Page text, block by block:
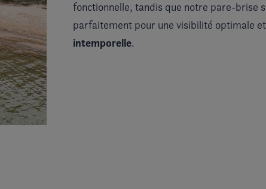
fonctionnelle, tandis que notre pare-brise
parfaitement pour une visibilité optimale et
intemporelle.